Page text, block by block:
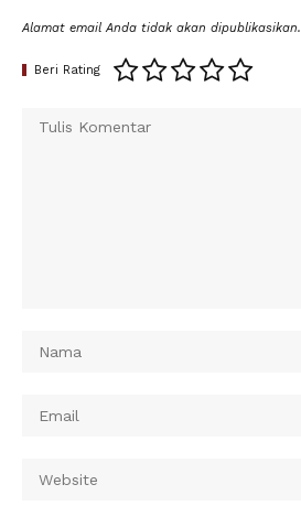
Alamat email Anda tidak akan dipublikasikan.
Beri Rating